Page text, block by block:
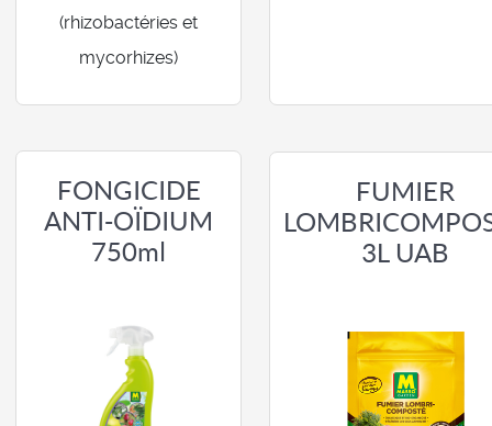
(rhizobactéries et
mycorhizes)
FONGICIDE
ANTI-OÏDIUM
750ml
FUMIER
3L UAB